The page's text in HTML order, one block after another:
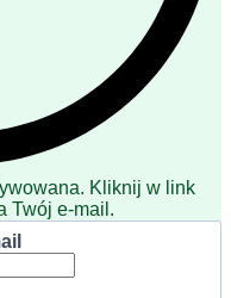
Kliknij w link
Twój e-mail.